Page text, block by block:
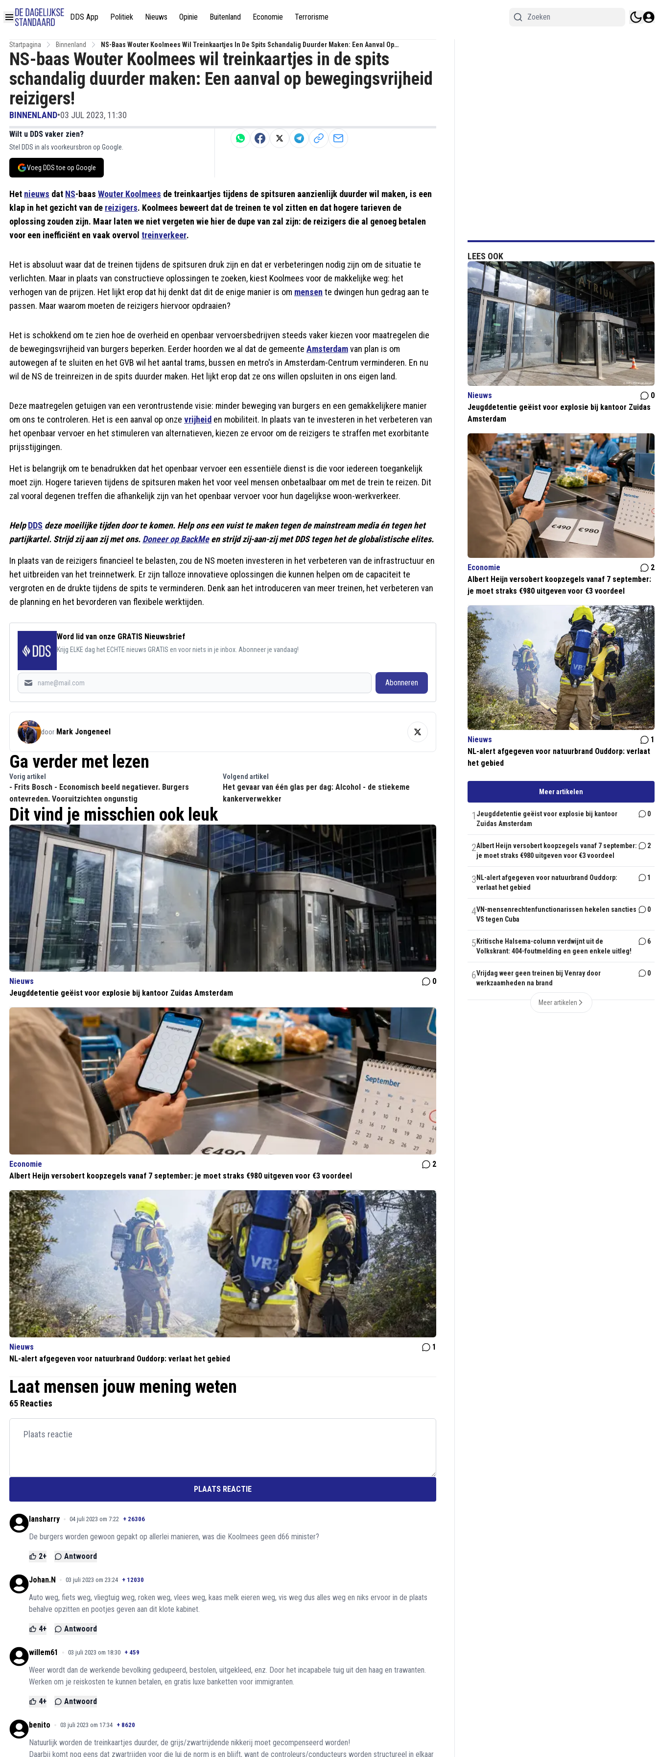
DDS App Politiek Nieuws Opinie Buitenland Economie Terrorisme
Startpagina Binnenland
NS-Baas Wouter Koolmees Wil Treinkaartjes In De Spits Schandalig Duurder Maken: Een Aanval Op
Bewegingsvrijheid Reizigers!
NS-baas Wouter Koolmees wil treinkaartjes in de spits
schandalig duurder maken: Een aanval op bewegingsvrijheid
reizigers!
BINNENLAND•03 JUL 2023, 11:30
Wilt u DDS vaker zien?
Stel DDS in als voorkeursbron op Google.
Voeg DDS toe op Google
Het nieuws dat NS-baas Wouter Koolmees de treinkaartjes tijdens de spitsuren aanzienlijk duurder wil maken, is een
klap in het gezicht van de reizigers. Koolmees beweert dat de treinen te vol zitten en dat hogere tarieven de
oplossing zouden zijn. Maar laten we niet vergeten wie hier de dupe van zal zijn: de reizigers die al genoeg betalen
voor een inefficiënt en vaak overvol treinverkeer.
Het is absoluut waar dat de treinen tijdens de spitsuren druk zijn en dat er verbeteringen nodig zijn om de situatie te
verlichten. Maar in plaats van constructieve oplossingen te zoeken, kiest Koolmees voor de makkelijke weg: het
verhogen van de prijzen. Het lijkt erop dat hij denkt dat dit de enige manier is om mensen te dwingen hun gedrag aan te
passen. Maar waarom moeten de reizigers hiervoor opdraaien?
Het is schokkend om te zien hoe de overheid en openbaar vervoersbedrijven steeds vaker kiezen voor maatregelen die
de bewegingsvrijheid van burgers beperken. Eerder hoorden we al dat de gemeente Amsterdamvan plan is om
autowegen af te sluiten en het GVB wil het aantal trams, bussen en metro's in Amsterdam-Centrum verminderen. En nu
wil de NS de treinreizen in de spits duurder maken. Het lijkt erop dat ze ons willen opsluiten in ons eigen land.
Deze maatregelen getuigen van een verontrustende visie: minder beweging van burgers en een gemakkelijkere manier
om ons te controleren. Het is een aanval op onze vrijheid en mobiliteit. In plaats van te investeren in het verbeteren van
het openbaar vervoer en het stimuleren van alternatieven, kiezen ze ervoor om de reizigers te straffen met exorbitante
prijsstijgingen.
Het is belangrijk om te benadrukken dat het openbaar vervoer een essentiële dienst is die voor iedereen toegankelijk
moet zijn. Hogere tarieven tijdens de spitsuren maken het voor veel mensen onbetaalbaar om met de trein te reizen. Dit
zal vooral degenen treffen die afhankelijk zijn van het openbaar vervoer voor hun dagelijkse woon-werkverkeer.
HelpDDS deze moeilijke tijden door te komen. Help ons een vuist te maken tegen de mainstream media én tegen het
partijkartel. Strijd zij aan zij met ons. Doneer op BackMeen strijd zij-aan-zij met DDS tegen het de globalistische elites.
In plaats van de reizigers financieel te belasten, zou de NS moeten investeren in het verbeteren van de infrastructuur en
het uitbreiden van het treinnetwerk. Er zijn talloze innovatieve oplossingen die kunnen helpen om de capaciteit te
vergroten en de drukte tijdens de spits te verminderen. Denk aan het introduceren van meer treinen, het verbeteren van
de planning en het bevorderen van flexibele werktijden.
Word lid van onze GRATIS Nieuwsbrief
Krijg ELKE dag het ECHTE nieuws GRATIS en voor niets in je inbox. Abonneer je vandaag!
Abonneren
door Mark Jongeneel
Ga verder met lezen
Vorig artikel
- Frits Bosch - Economisch beeld negatiever. Burgers
ontevreden. Vooruitzichten ongunstig
Volgend artikel
Het gevaar van één glas per dag: Alcohol - de stiekeme
kankerverwekker
Dit vind je misschien ook leuk
Nieuws
0
Jeugddetentie geëist voor explosie bij kantoor Zuidas Amsterdam
Economie
2
Albert Heijn versobert koopzegels vanaf 7 september: je moet straks €980 uitgeven voor €3 voordeel
Nieuws
1
NL-alert afgegeven voor natuurbrand Ouddorp: verlaat het gebied
Laat mensen jouw mening weten
65 Reacties
PLAATS REACTIE
lansharry 04 juli 2023 om 7:22 + 26306
De burgers worden gewoon gepakt op allerlei manieren, was die Koolmees geen d66 minister?
2+ Antwoord
Johan.N 03 juli 2023 om 23:24 + 12030
Auto weg, fiets weg, vliegtuig weg, roken weg, vlees weg, kaas melk eieren weg, vis weg dus alles weg en niks ervoor in de plaats
behalve opzitten en pootjes geven aan dit klote kabinet.
4+ Antwoord
willem61 03 juli 2023 om 18:30 + 459
Weer wordt dan de werkende bevolking gedupeerd, bestolen, uitgekleed, enz. Door het incapabele tuig uit den haag en trawanten.
Werken om je reiskosten te kunnen betalen, en gratis luxe banketten voor immigranten.
4+ Antwoord
benito 03 juli 2023 om 17:34 + 8620
Natuurlijk worden de treinkaartjes duurder, de grijs/zwartrijdende nikkerij moet gecompenseerd worden!
Daarbij komt nog eens dat zwartrijden voor die lui de norm is en blijft, want de controleurs/conducteurs worden structureel in elkaar
LEES OOK
Nieuws
0
Jeugddetentie geëist voor explosie bij kantoor Zuidas
Amsterdam
Economie
2
Albert Heijn versobert koopzegels vanaf 7 september:
je moet straks €980 uitgeven voor €3 voordeel
Nieuws
1
NL-alert afgegeven voor natuurbrand Ouddorp: verlaat
het gebied
Meer artikelen
1 Jeugddetentie geëist voor explosie bij kantoor
Zuidas Amsterdam
0
2Albert Heijn versobert koopzegels vanaf 7 september:
je moet straks €980 uitgeven voor €3 voordeel
2
3 NL-alert afgegeven voor natuurbrand Ouddorp:
verlaat het gebied
1
4VN-mensenrechtenfunctionarissen hekelen sancties
VS tegen Cuba
0
5 Kritische Halsema-column verdwijnt uit de
Volkskrant: 404-foutmelding en geen enkele uitleg!
6
6Vrijdag weer geen treinen bij Venray door
werkzaamheden na brand
0
Meer artikelen